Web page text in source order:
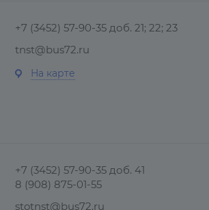
+7 (3452) 57-90-35 доб. 21; 22; 23
tnst@bus72.ru
На карте
+7 (3452) 57-90-35 доб. 41
8 (908) 875-01-55
stotnst@bus72.ru